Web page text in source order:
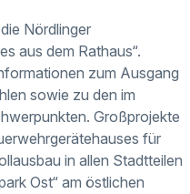
Nördlinger
aus dem Rathaus“.
zum Ausgang
sowie zu den im
Großprojekte
für
in allen Stadtteilen
Ost“ am östlichen